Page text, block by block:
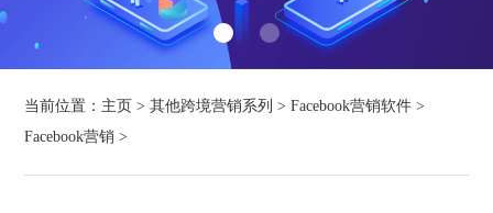
当前位置： 主页 >其他跨境营销系列 >Facebook营销软件 >
Facebook营销 >